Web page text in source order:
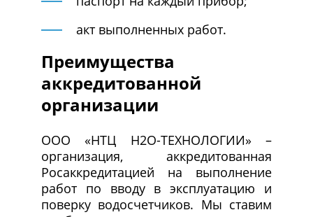
акт выполненных работ.
Преимущества
аккредитованной
организации
ООО «НТЦ Н2О-ТЕХНОЛОГИИ» –
организация, аккредитованная
Росаккредитацией на выполнение
работ по вводу в эксплуатацию и
поверку водосчетчиков. Мы ставим